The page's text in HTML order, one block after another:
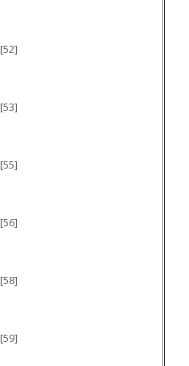
[52]
[53]
[55]
[56]
[58]
[59]